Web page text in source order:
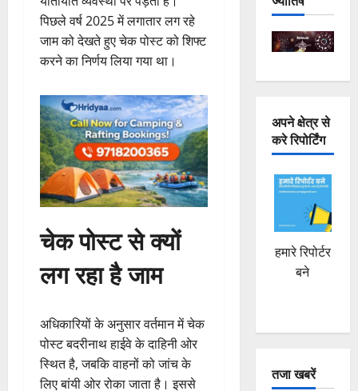
पिछले वर्ष 2025 में लगातार लग रहे
जाम को देखते हुए चेक पोस्ट को शिफ्ट
करने का निर्णय लिया गया था।
चेक पोस्ट से क्यों
लग रहा है जाम
अधिकारियों के अनुसार वर्तमान में चेक
पोस्ट बदरीनाथ हाईवे के दाहिनी ओर
स्थित है, जबकि वाहनों को जांच के
लिए बांयी ओर रोका जाता है। इससे
अपने क्षेत्र से
करे रिपोर्टिंग
हमारे रिपोर्टर
बने
तजा खबरें